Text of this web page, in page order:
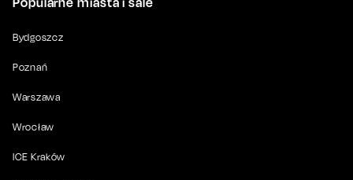
Bydgoszcz
Poznań
Warszawa
Wrocław
ICE Kraków